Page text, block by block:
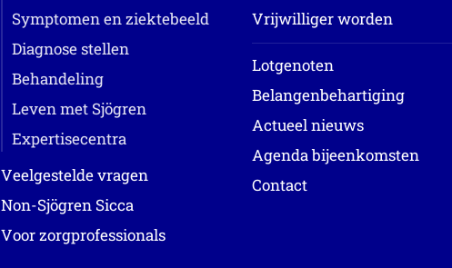
Symptomen en ziektebeeld
Diagnose stellen
Behandeling
Leven met Sjögren
Expertisecentra
Veelgestelde vragen
Non-Sjögren Sicca
Voor zorgprofessionals
Vrijwilliger worden
Lotgenoten
Belangenbehartiging
Actueel nieuws
Agenda bijeenkomsten
Contact